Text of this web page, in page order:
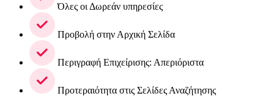
Όλες οι Δωρεάν υπηρεσίες
Προβολή στην Αρχική Σελίδα
Περιγραφή Επιχείρισης: Απεριόριστα
Προτεραιότητα στις Σελίδες Αναζήτησης